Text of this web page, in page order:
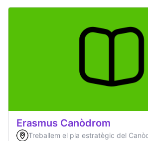
Erasmus Canòdrom
Treballem el pla estratègic del